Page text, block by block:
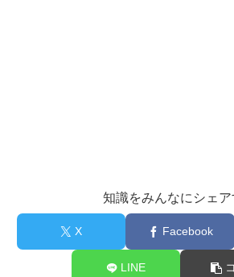
知識をみんなにシェア
X Facebook
LINE